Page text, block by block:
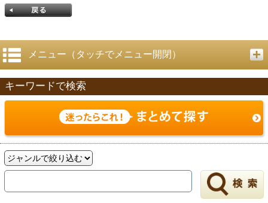
戻る
メニュー（タッチでメニュー開閉）
キーワードで検索